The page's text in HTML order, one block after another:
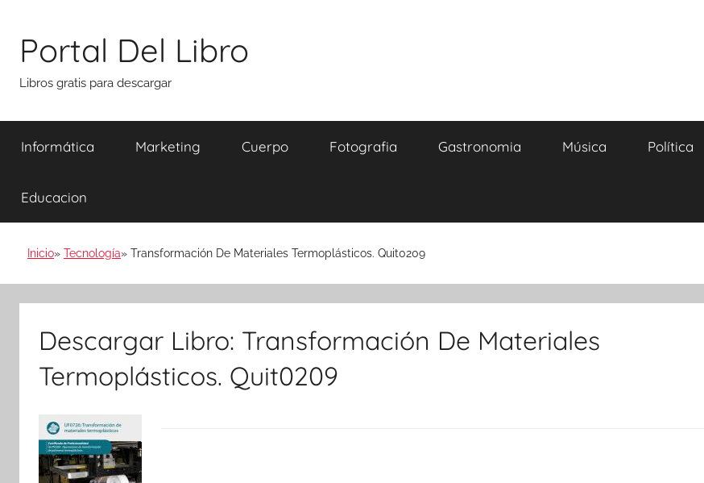
contenido
Portal Del Libro
Libros gratis para descargar
Informática Marketing Cuerpo Fotografia Gastronomia Música Política
Educacion
Inicio Tecnología Transformación De Materiales Termoplásticos. Quit0209
Descargar Libro: Transformación De Materiales
Termoplásticos. Quit0209